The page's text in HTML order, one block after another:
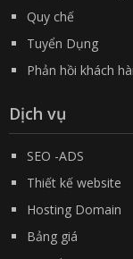
Quy chế
Tuyển Dụng
Phản hồi khách
Dịch vụ
SEO -ADS
Thiết kế website
Hosting Domain
Bảng giá